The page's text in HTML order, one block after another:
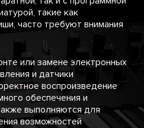
такие как
часто требуют внимания
или замене электронных
и датчики
воспроизведение
обеспечения и
выполняются для
возможностей